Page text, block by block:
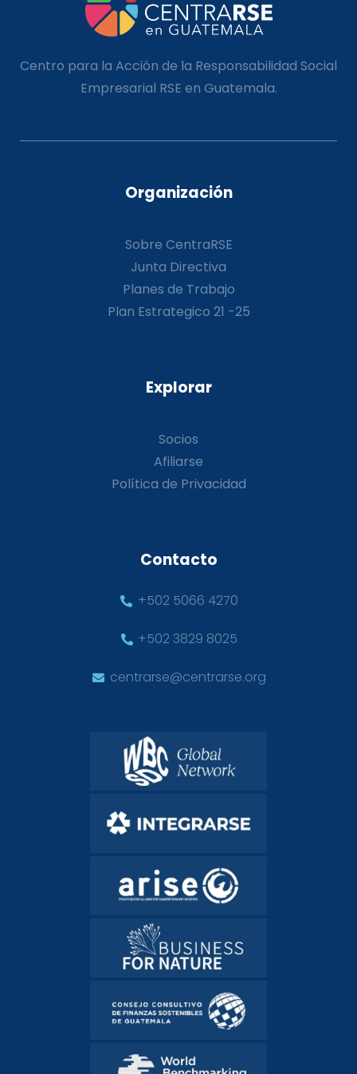
Centro para la Acción de la Responsabilidad Social
Empresarial RSE en Guatemala.
Organización
Sobre CentraRSE
Junta Directiva
Planes de Trabajo
Plan Estrategico 21 -25
Explorar
Socios
Afiliarse
Política de Privacidad
Contacto
+502 5066 4270
+502 3829 8025
centrarse@centrarse.org